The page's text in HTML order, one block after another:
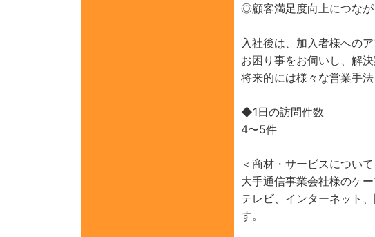
◎顧客満足度向上につな
入社後は、加入者様への
お困り事をお伺いし、解
将来的には様々な営業手
◆1日の訪問件数
4〜5件
＜商材・サービスについて
大手通信事業会社様のケ
テレビ、インターネット
す。